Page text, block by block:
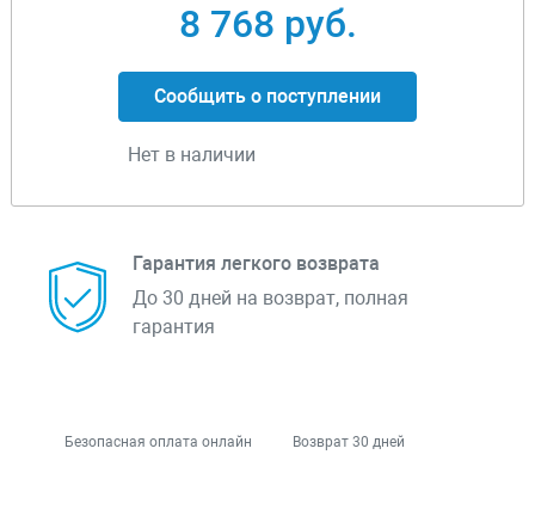
8 768 руб.
Сообщить о поступлении
Нет в наличии
Гарантия легкого возврата
До 30 дней на возврат, полная
гарантия
Безопасная оплата онлайн Возврат 30 дней